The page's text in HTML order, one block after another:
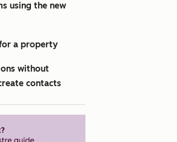
using the new
a property
without
contacts